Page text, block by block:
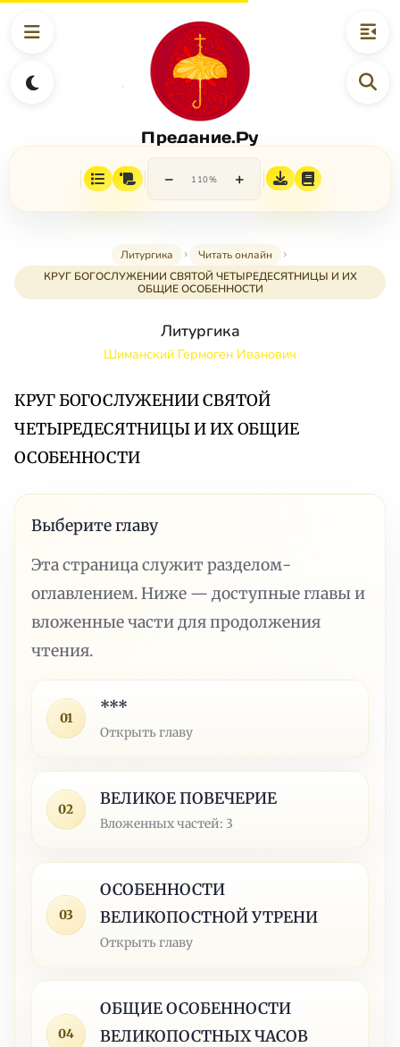
Предание.Ру
− 110% +
Литургика
Читать онлайн
КРУГ БОГОСЛУЖЕНИИ СВЯТОЙ ЧЕТЫРЕДЕСЯТНИЦЫ И ИХ
ОБЩИЕ ОСОБЕННОСТИ
Литургика
Шиманский Гермоген Иванович
КРУГ БОГОСЛУЖЕНИИ СВЯТОЙ
ЧЕТЫРЕДЕСЯТНИЦЫ И ИХ ОБЩИЕ
ОСОБЕННОСТИ
Выберите главу
Эта страница служит разделом-
оглавлением. Ниже — доступные главы и
вложенные части для продолжения
чтения.
01
***
Открыть главу
02
ВЕЛИКОЕ ПОВЕЧЕРИЕ
Вложенных частей: 3
03
ОСОБЕННОСТИ
ВЕЛИКОПОСТНОЙ УТРЕНИ
Открыть главу
04
ОБЩИЕ ОСОБЕННОСТИ
ВЕЛИКОПОСТНЫХ ЧАСОВ